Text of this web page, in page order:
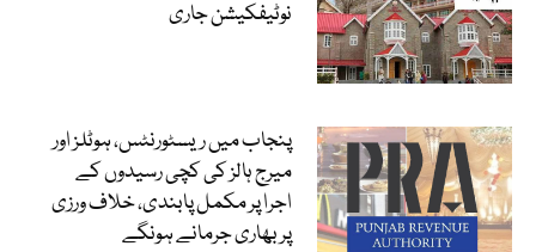
نوٹیفکیشن جاری
پنجاب میں ریسٹورنٹس، ہوٹلز اور
میرج ہالز کی کچی رسیدوں کے
اجرا پر مکمل پابندی، خلاف ورزی
پر بھاری جرمانے ہونگے